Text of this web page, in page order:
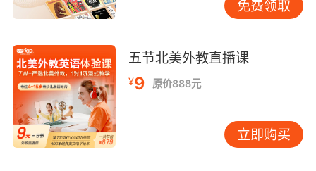
听。其实，真正的互动阅读包含多个层次： 第一
层是“指认式阅读”。指着图片提问：“Where is
the cat?” 让孩子在画面中寻找。此阶段重点是建
立图像与声音的联系。 第二层是“预测式阅读”。
读到关键处稍作停顿，问：“What do you think
will happen next?” 鼓励孩子猜测情节发展。即
使孩子用中文回答也无妨，重点是培养思考习
惯。 第三层是“表演式阅读”。把故事演出来！若
是动物故事，就模仿叫声与动作；若是情绪故
免费领取
五节北美外教直播课
¥9 原价888元
立即购买